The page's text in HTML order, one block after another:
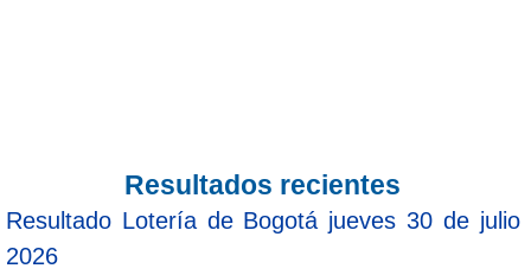
Resultados recientes
Resultado Lotería de Bogotá jueves 30 de julio
2026